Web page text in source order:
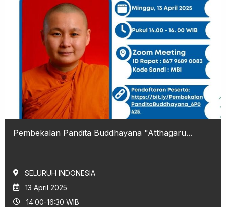
Pembekalan Pandita Buddhayana "Atthagaru...
SELURUH INDONESIA
13 April 2025
14:00-16:30 WIB